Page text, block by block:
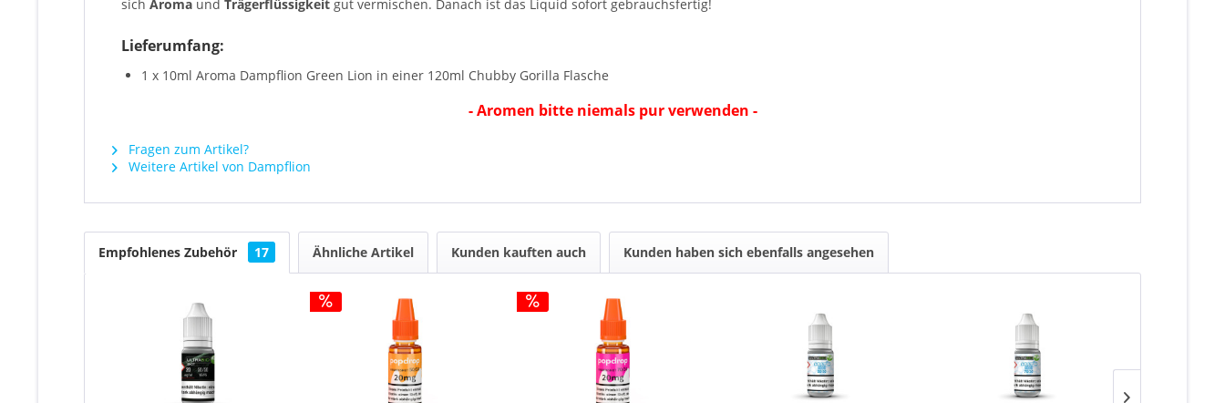
sich Aroma und Trägerflüssigkeit gut vermischen. Danach ist das Liquid sofort gebrauchsfertig!
Lieferumfang:
1 x 10ml Aroma Dampflion Green Lion in einer 120ml Chubby Gorilla Flasche
- Aromen bitte niemals pur verwenden -
Fragen zum Artikel?
Weitere Artikel von Dampflion
Empfohlenes Zubehör 17 Ähnliche Artikel Kunden kauften auch Kunden haben sich ebenfalls angesehen